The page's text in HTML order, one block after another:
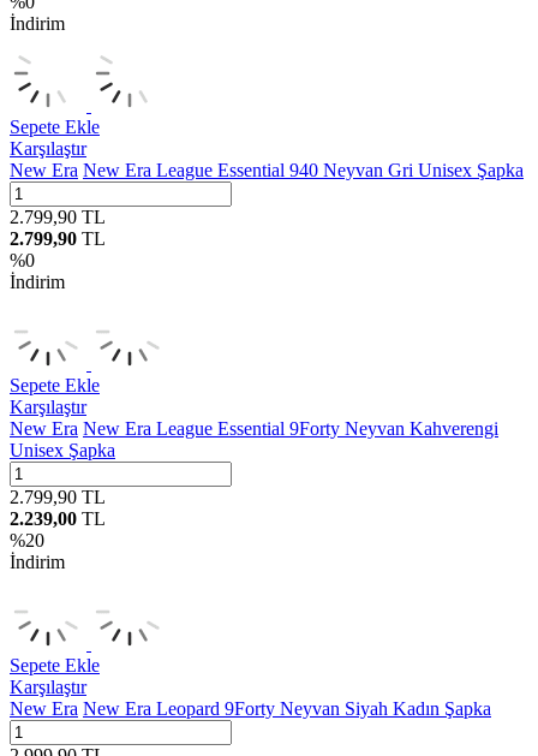
İndirim
Sepete Ekle
Karşılaştır
New Era New Era League Essential 940 Neyvan Gri Unisex Şapka
2.799,90 TL
2.799,90 TL
%0
İndirim
Sepete Ekle
Karşılaştır
New Era New Era League Essential 9Forty Neyvan Kahverengi
Unisex Şapka
2.799,90 TL
2.239,00 TL
%20
İndirim
Sepete Ekle
Karşılaştır
New Era New Era Leopard 9Forty Neyvan Siyah Kadın Şapka